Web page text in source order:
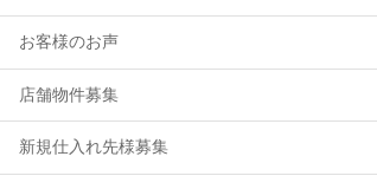
お客様のお声
店舗物件募集
新規仕入れ先様募集